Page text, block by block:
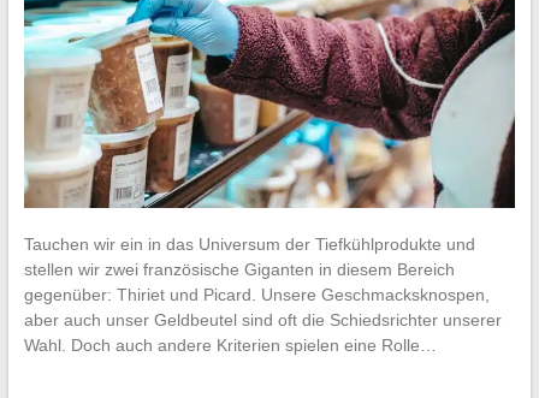
Tauchen wir ein in das Universum der Tiefkühlprodukte und
stellen wir zwei französische Giganten in diesem Bereich
gegenüber: Thiriet und Picard. Unsere Geschmacksknospen,
aber auch unser Geldbeutel sind oft die Schiedsrichter unserer
Wahl. Doch auch andere Kriterien spielen eine Rolle…